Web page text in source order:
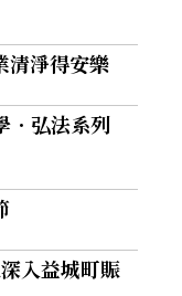
淨得安樂
．弘法系列
入益城町賑